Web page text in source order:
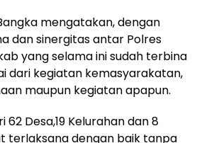
mengatakan, dengan
dan sinergitas antar Polres
yang selama ini sudah terbina
dari kegiatan kemasyarakatan,
maupun kegiatan apapun.
62 Desa,19 Kelurahan dan 8
terlaksana dengan baik tanpa